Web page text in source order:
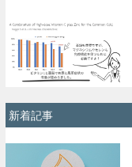
新着記事